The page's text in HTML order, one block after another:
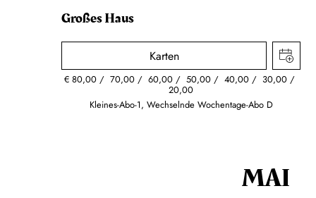
Großes Haus
Karten
€80,00 70,00 60,00 50,00 40,00 30,00
20,00
Kleines-Abo-1, Wechselnde Wochentage-Abo D
MAI